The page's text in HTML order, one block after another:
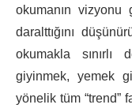
okumanın vizyonu
daralttığını
okumakla sınırlı
giyinmek, yemek
yönelik tüm “trend”